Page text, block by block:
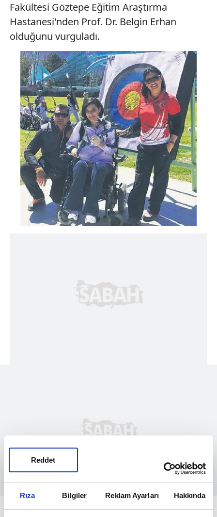
Rıza Bilgiler Reklam Ayarları Hakkında
Reddet
Fakültesi Göztepe Eğitim Araştırma
Hastanesi'nden Prof. Dr. Belgin Erhan
olduğunu vurguladı.
'BENİM İÇİN BÜYÜK AŞAMA'